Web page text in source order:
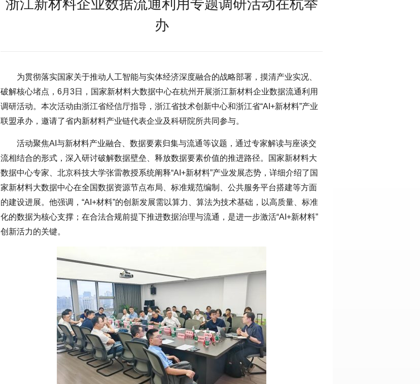
浙江新材料企业数据流通利用专题调研活动在杭举
办
为贯彻落实国家关于推动人工智能与实体经济深度融合的战略部署，摸清产业实况、
破解核心堵点，6月3日，国家新材料大数据中心在杭州开展浙江新材料企业数据流通利用
调研活动。本次活动由浙江省经信厅指导，浙江省技术创新中心和浙江省“AI+新材料”产业
联盟承办，邀请了省内新材料产业链代表企业及科研院所共同参与。
活动聚焦AI与新材料产业融合、数据要素归集与流通等议题，通过专家解读与座谈交
流相结合的形式，深入研讨破解数据壁垒、释放数据要素价值的推进路径。国家新材料大
数据中心专家、北京科技大学张雷教授系统阐释“AI+新材料”产业发展态势，详细介绍了国
家新材料大数据中心在全国数据资源节点布局、标准规范编制、公共服务平台搭建等方面
的建设进展。他强调，“AI+材料”的创新发展需以算力、算法为技术基础，以高质量、标准
化的数据为核心支撑；在合法合规前提下推进数据治理与流通，是进一步激活“AI+新材料”
创新活力的关键。